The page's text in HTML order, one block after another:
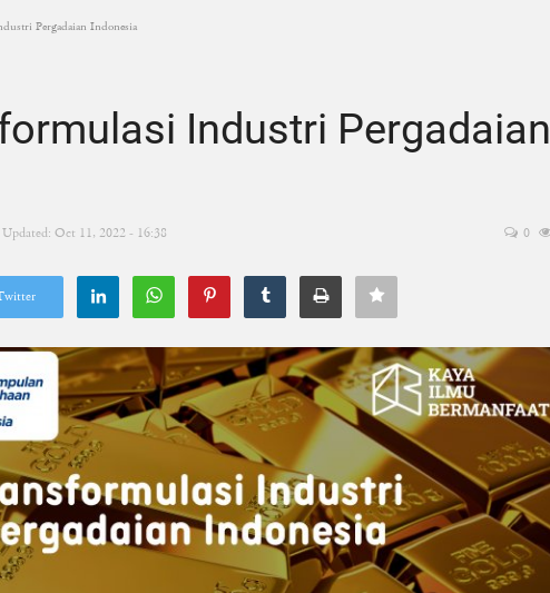
Pergadaian Indonesia
Industri Pergadaian
Updated: Oct 11, 2022 - 16:38 0